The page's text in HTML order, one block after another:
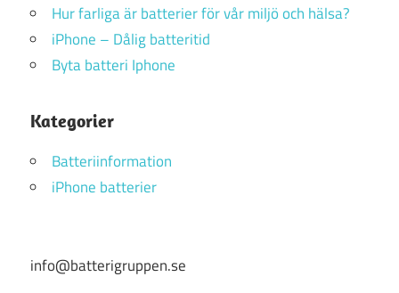
Hur farliga är batterier för vår miljö och hälsa?
iPhone – Dålig batteritid
Byta batteri Iphone
Kategorier
Batteriinformation
iPhone batterier
info@batterigruppen.se